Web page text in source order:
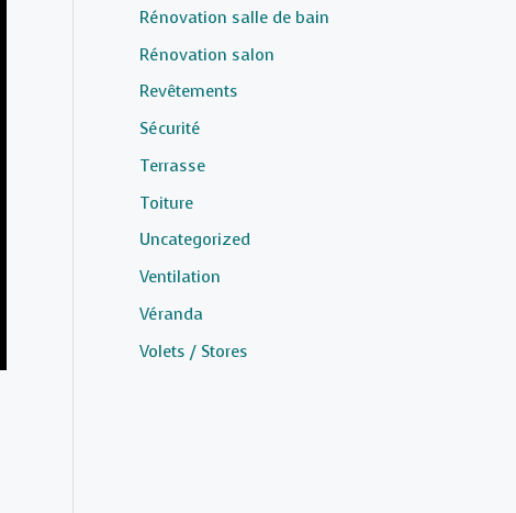
Rénovation salle de bain
Rénovation salon
Revêtements
Sécurité
Terrasse
Toiture
Uncategorized
Ventilation
Véranda
Volets / Stores